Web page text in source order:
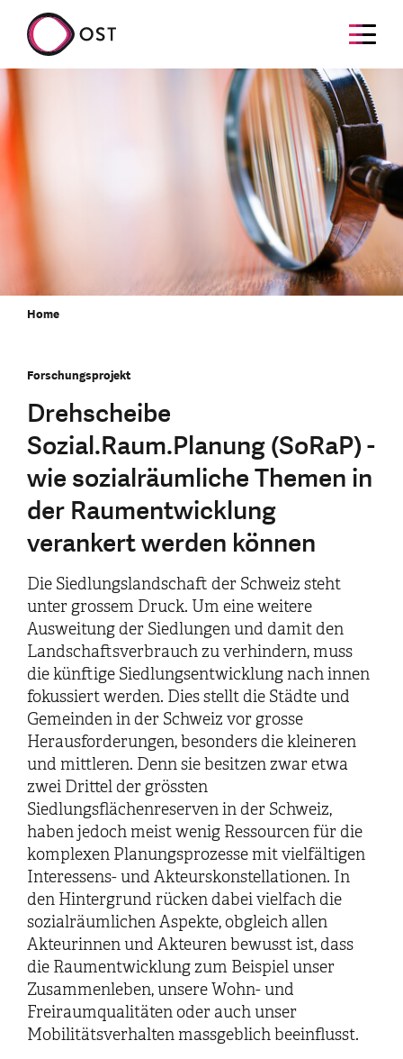
Home
Forschungsprojekt
Drehscheibe
Sozial.Raum.Planung (SoRaP) -
wie sozialräumliche Themen in
der Raumentwicklung
verankert werden können
Die Siedlungslandschaft der Schweiz steht
unter grossem Druck. Um eine weitere
Ausweitung der Siedlungen und damit den
Landschaftsverbrauch zu verhindern, muss
die künftige Siedlungsentwicklung nach innen
fokussiert werden. Dies stellt die Städte und
Gemeinden in der Schweiz vor grosse
Herausforderungen, besonders die kleineren
und mittleren. Denn sie besitzen zwar etwa
zwei Drittel der grössten
Siedlungsflächenreserven in der Schweiz,
haben jedoch meist wenig Ressourcen für die
komplexen Planungsprozesse mit vielfältigen
Interessens- und Akteurskonstellationen. In
den Hintergrund rücken dabei vielfach die
sozialräumlichen Aspekte, obgleich allen
Akteurinnen und Akteuren bewusst ist, dass
die Raumentwicklung zum Beispiel unser
Zusammenleben, unsere Wohn- und
Freiraumqualitäten oder auch unser
Mobilitätsverhalten massgeblich beeinflusst.